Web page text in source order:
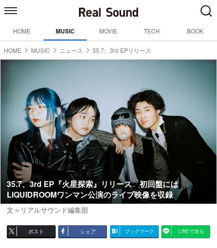
HOME MUSIC MOVIE TECH BOOK
HOME MUSIC ニュース 35.7、3rd EPリリース
35.7、3rd EP『火星探索』リリース 初回盤には
LIQUIDROOMワンマン公演のライブ映像を収録
文＝リアルサウンド編集部
ポスト シェア ブックマーク LINEで送る